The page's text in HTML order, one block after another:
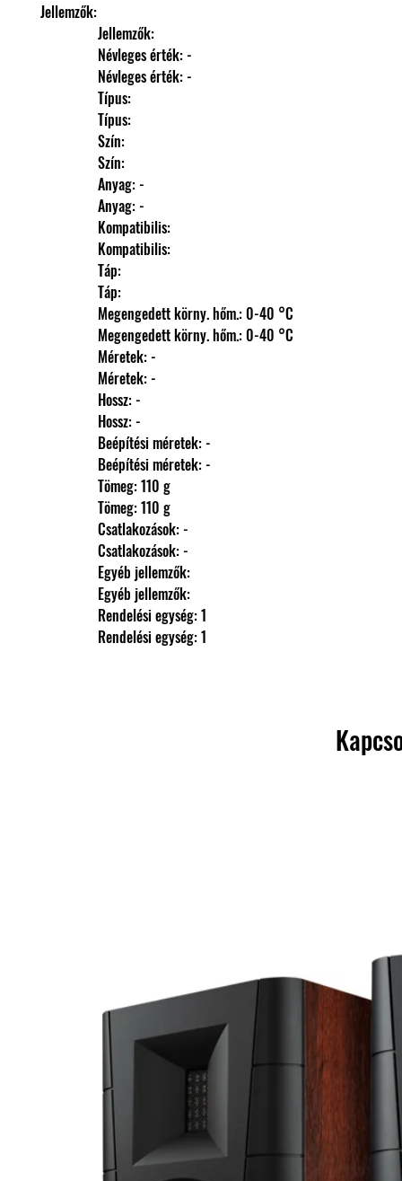
Jellemzők:
                Jellemzők:
                Névleges érték: -
                Névleges érték: -
                Típus:
                Típus:
                Szín:
                Szín:
                Anyag: -
                Anyag: -
                Kompatibilis:
                Kompatibilis:
                Táp:
                Táp:
                Megengedett körny. hőm.: 0-40 °C
                Megengedett körny. hőm.: 0-40 °C
                Méretek: -
                Méretek: -
                Hossz: -
                Hossz: -
                Beépítési méretek: -
                Beépítési méretek: -
                Tömeg: 110 g
                Tömeg: 110 g
                Csatlakozások: -
                Csatlakozások: -
                Egyéb jellemzők:
                Egyéb jellemzők:
                Rendelési egység: 1
                Rendelési egység: 1